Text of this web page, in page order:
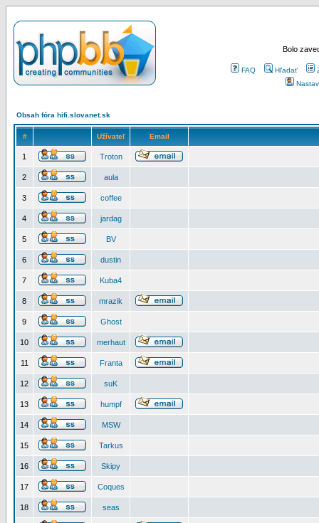
Bolo
FAQ Hľadať
Obsah fóra hifi.slovanet.sk
# Užívateľ Email
1 Troton
2 aula
3 coffee
4 jardag
5 BV
6 dustin
7 Kuba4
8 mrazik
9 Ghost
10 merhaut
11 Franta
12 suK
13 humpf
14 MSW
15 Tarkus
16 Skipy
17 Coques
18 seas